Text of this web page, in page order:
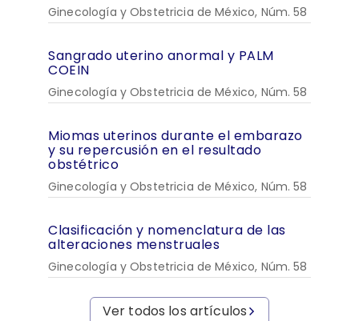
Ginecología y Obstetricia de México, Núm. 58
Sangrado uterino anormal y PALM
COEIN
Ginecología y Obstetricia de México, Núm. 58
Miomas uterinos durante el embarazo
y su repercusión en el resultado
obstétrico
Ginecología y Obstetricia de México, Núm. 58
Clasificación y nomenclatura de las
alteraciones menstruales
Ginecología y Obstetricia de México, Núm. 58
Ver todos los artículos